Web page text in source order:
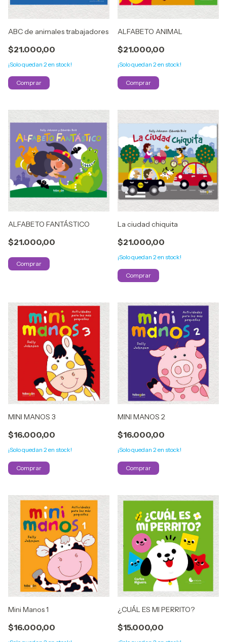
ABC de animales trabajadores
$21.000,00
¡Solo quedan 2 en stock!
ALFABETO ANIMAL
$21.000,00
¡Solo quedan 2 en stock!
ALFABETO FANTÁSTICO
$21.000,00
La ciudad chiquita
$21.000,00
¡Solo quedan 2 en stock!
MINI MANOS 3
$16.000,00
¡Solo quedan 2 en stock!
MINI MANOS 2
$16.000,00
¡Solo quedan 2 en stock!
Mini Manos 1
$16.000,00
¿CUÁL ES MI PERRITO?
$15.000,00